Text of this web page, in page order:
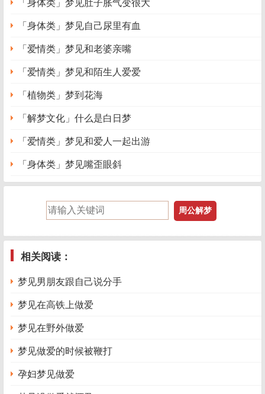
「身体类」梦见自己尿里有血
「爱情类」梦见和老婆亲嘴
「爱情类」梦见和陌生人爱爱
「植物类」梦到花海
「解梦文化」什么是白日梦
「爱情类」梦见和爱人一起出游
「身体类」梦见嘴歪眼斜
相关阅读：
梦见男朋友跟自己说分手
梦见在高铁上做爱
梦见在野外做爱
梦见做爱的时候被鞭打
孕妇梦见做爱